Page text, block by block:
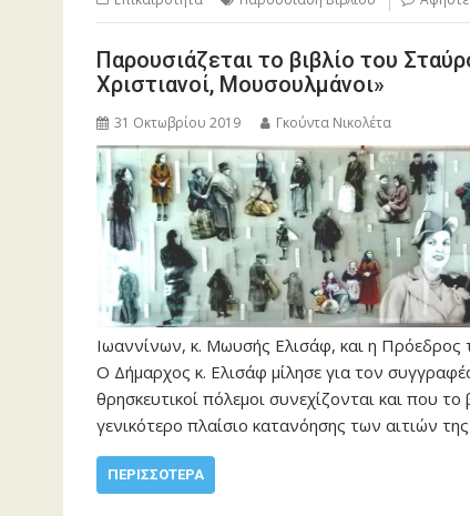
Παρουσιάζεται το βιβλίο του
Χριστιανοί, Μουσουλμάνοι»
31 Οκτωβρίου 2019 Γκούντα Νικολέτα
Ιωαννίνων, κ. Μωυσής Ελισάφ, και η Πρόεδρος
Ο Δήμαρχος κ. Ελισάφ μίλησε για τον
θρησκευτικοί πόλεμοι συνεχίζονται και που
γενικότερο πλαίσιο κατανόησης των αιτιών
ΠΕΡΙΣΣΌΤΕΡΑ